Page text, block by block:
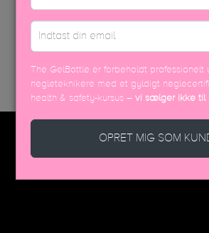
DISCOVER
The GelBottle er forbeholdt professionelt
negleteknikere med et gyldigt
health & safety-kursus –vi sælger ikke til
OPRET MIG SOM